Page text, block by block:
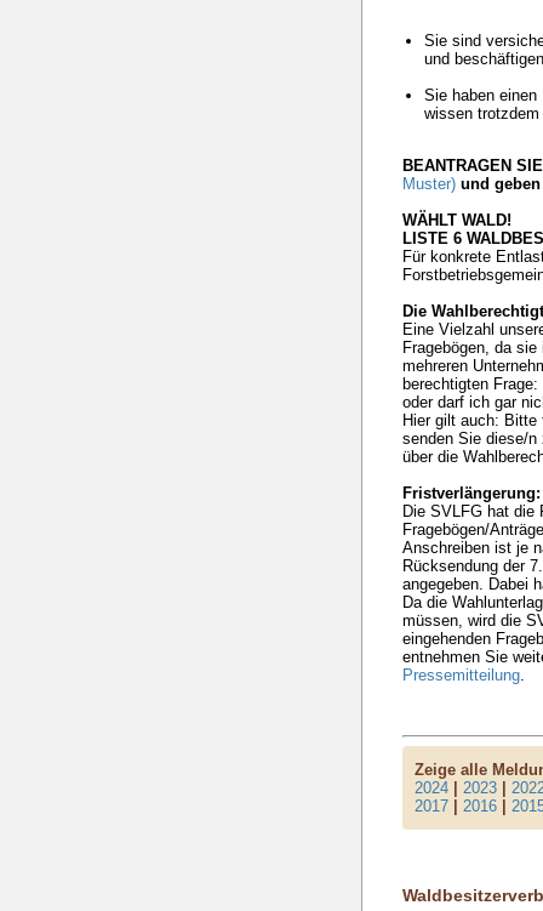
Sie sind
und
Sie haben einen
wissen
BEANTRAGEN
Muster) und
WÄHLT WALD!
LISTE 6
Für konkrete
Die
Eine Vielzahl
Fragebögen, da
mehreren
berechtigten
oder darf ich gar
Hier gilt auch: Bitte
senden Sie diese/
über die
Fristverlängerung:
Die SVLFG hat die
Fragebögen/
Anschreiben ist je
Rücksendung der
angegeben. Dabei
Da die
müssen, wird die
eingehenden
entnehmen Sie
Pressemitteilung.
Zeige alle
2024 | 2023 |
2017 | 2016 |